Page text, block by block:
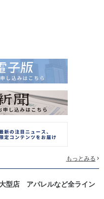
もっとみる
型店 アパレルなど全ライン